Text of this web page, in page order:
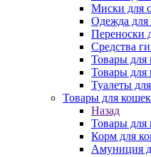
Миски для
Одежда для
Переноски
Средства
Товары для
Товары для
Туалеты
Товары для кошек
Назад
Товары для
Корм для
Амуниция